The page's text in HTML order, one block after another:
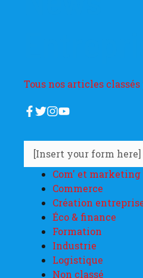
Tous nos articles
[Insert your form here]
Com' et marketing
Commerce
Création
Éco & finance
Formation
Industrie
Logistique
Non classé